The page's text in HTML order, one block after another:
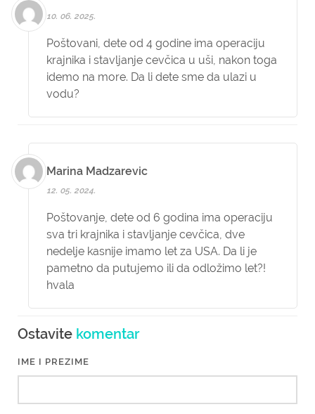
10. 06. 2025.
Poštovani, dete od 4 godine ima operaciju
krajnika i stavljanje cevčica u uši, nakon toga
idemo na more. Da li dete sme da ulazi u
vodu?
Marina Madzarevic
12. 05. 2024.
Poštovanje, dete od 6 godina ima operaciju
sva tri krajnika i stavljanje cevčica, dve
nedelje kasnije imamo let za USA. Da li je
pametno da putujemo ili da odložimo let?!
hvala
Ostavite komentar
IME I PREZIME